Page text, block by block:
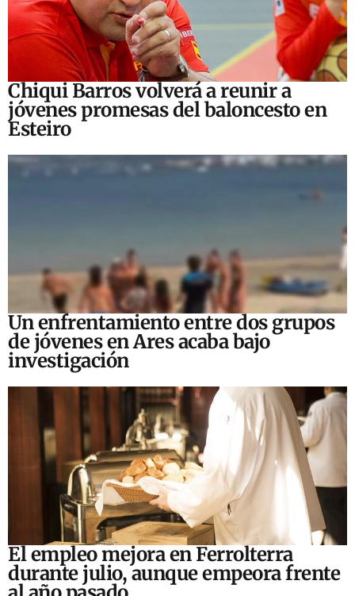
Chiqui Barros volverá a reunir a
jóvenes promesas del baloncesto en
Esteiro
Un enfrentamiento entre dos grupos
de jóvenes en Ares acaba bajo
investigación
El empleo mejora en Ferrolterra
durante julio, aunque empeora frente